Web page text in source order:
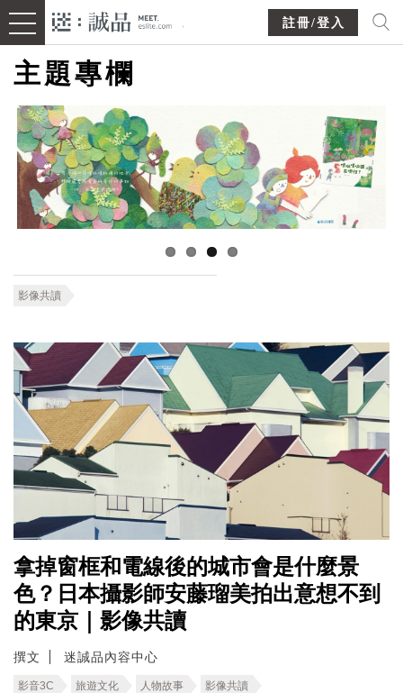
註冊/登入
主題專欄
影像共讀
拿掉窗框和電線後的城市會是什麼景
色？日本攝影師安藤瑠美拍出意想不到
的東京｜影像共讀
撰文 迷誠品內容中心
影音3C 旅遊文化 人物故事 影像共讀